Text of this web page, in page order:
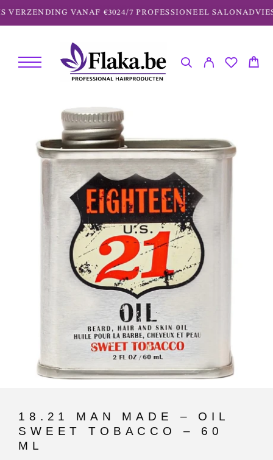
VERZENDING VANAF €3024/7 PROFESSIONEEL SALONADVIES
18.21 MAN MADE – OIL
SWEET TOBACCO – 60
ML